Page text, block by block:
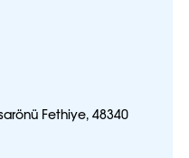
Fethiye, 48340